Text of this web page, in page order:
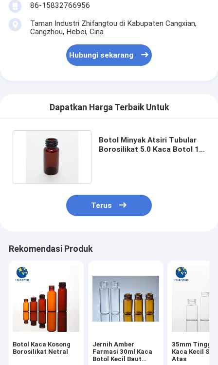
86-15832766956
Taman Industri Zhifangtou di Kabupaten Cangxian,
Cangzhou, Hebei, Cina
Hubungi sekarang
Dapatkan Harga Terbaik Untuk
Botol Minyak Atsiri Tubular
Borosilikat 5.0 Kaca Botol 10
Terus
Rekomendasi Produk
Botol Kaca Kosong
Borosilikat Netral
Jernih Amber
Farmasi 30ml Kaca
Botol Kecil Baut
35mm Tinggi
Kaca Kecil
Atas